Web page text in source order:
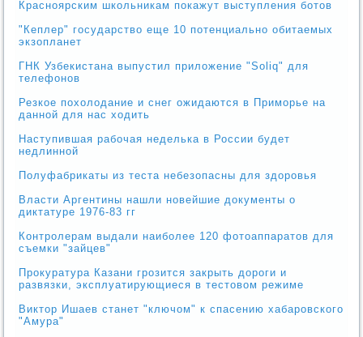
Красноярским школьникам покажут выступления ботов
"Кеплер" государство еще 10 потенциально обитаемых
экзопланет
ГНК Узбекистана выпустил приложение "Soliq" для
телефонов
Резкое похолодание и снег ожидаются в Приморье на
данной для нас ходить
Наступившая рабочая неделька в России будет
недлинной
Полуфабрикаты из теста небезопасны для здоровья
Власти Аргентины нашли новейшие документы о
диктатуре 1976-83 гг
Контролерам выдали наиболее 120 фотоаппаратов для
съемки "зайцев"
Прокуратура Казани грозится закрыть дороги и
развязки, эксплуатирующиеся в тестовом режиме
Виктор Ишаев станет "ключом" к спасению хабаровского
"Амура"